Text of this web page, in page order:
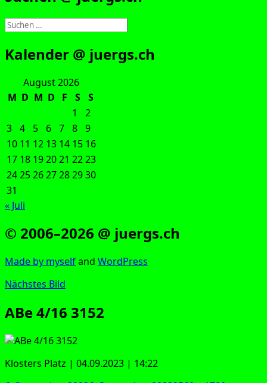
Suchen
nach:
Kalender @ juergs.ch
August 2026
M D M D F S
S
1
2
3 4 5 6 7 8 9
10 11 12 13 14 15 16
17 18 192021 2223
24252627282930
31
« Juli
© 2006–2026 @ juergs.ch
Made by mys­elfand Word­Press
Nächstes Bild
ABe 4/16 3152
Klos­ters Platz | 04.09.2023 | 14:22